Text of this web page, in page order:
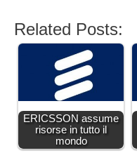
Related Posts:
ERICSSON assume
risorse in tutto il
mondo